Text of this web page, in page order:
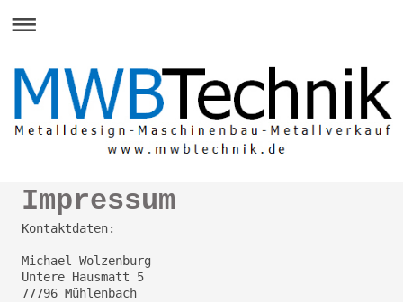
Impressum
Kontaktdaten:
Michael
Wolzenburg
Untere Hausmatt
5
77796 Mühlenbach